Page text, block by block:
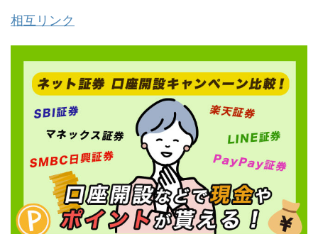
相互リンク